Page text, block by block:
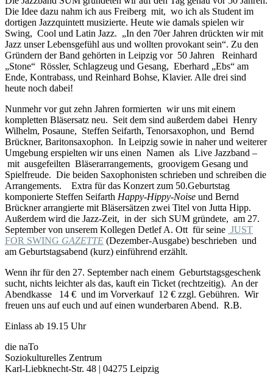
Die Idee dazu nahm ich aus Freiberg mit, wo ich als Student im
dortigen Jazzquintett musizierte. Heute wie damals spielen wir
Swing, Cool und Latin Jazz. „In den 70er Jahren drückten wir mit
Jazz unser Lebensgefühl aus und wollten provokant sein“. Zu den
Gründern der Band gehörten in Leipzig vor 50 Jahren Reinhard
„Stone“ Rössler, Schlagzeug und Gesang, Eberhard „Ebs“ am
Ende, Kontrabass, und Reinhard Bohse, Klavier. Alle drei sind
heute noch dabei!
Nunmehr vor gut zehn Jahren formierten wir uns mit einem
kompletten Bläsersatz neu. Seit dem sind außerdem dabei Henry
Wilhelm, Posaune, Steffen Seifarth, Tenorsaxophon, und Bernd
Brückner, Baritonsaxophon. In Leipzig sowie in naher und weiterer
Umgebung erspielten wir uns einen Namen als Live Jazzband –
mit ausgefeilten Bläserarrangements, groovigem Gesang und
Spielfreude. Die beiden Saxophonisten schrieben und schreiben die
Arrangements. Extra für das Konzert zum 50.Geburtstag
komponierte Steffen Seifarth Happy-Hippy-Noise und Bernd
Brückner arrangierte mit Bläsersätzen zwei Titel von Jutta Hipp.
Außerdem wird die Jazz-Zeit, in der sich SUM gründete, am 27.
September von unserem Kollegen Detlef A. Ott für seine JUST
FOR SWING GAZETTE (Dezember-Ausgabe) beschrieben und
am Geburtstagsabend (kurz) einführend erzählt.
Wenn ihr für den 27. September nach einem Geburtstagsgeschenk
sucht, nichts leichter als das, kauft ein Ticket (rechtzeitig). An der
Abendkasse 14 € und im Vorverkauf 12 € zzgl. Gebühren. Wir
freuen uns auf euch und auf einen wunderbaren Abend. R.B.
Einlass ab 19.15 Uhr
die naTo
Soziokulturelles Zentrum
Karl-Liebknecht-Str. 48 | 04275 Leipzig